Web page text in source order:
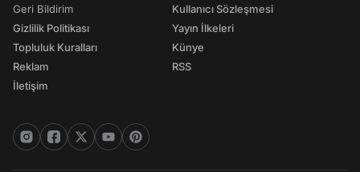
Geri Bildirim
Gizlilik Politikası
Topluluk Kuralları
Reklam
İletişim
Kullanıcı Sözleşmesi
Yayın İlkeleri
Künye
RSS